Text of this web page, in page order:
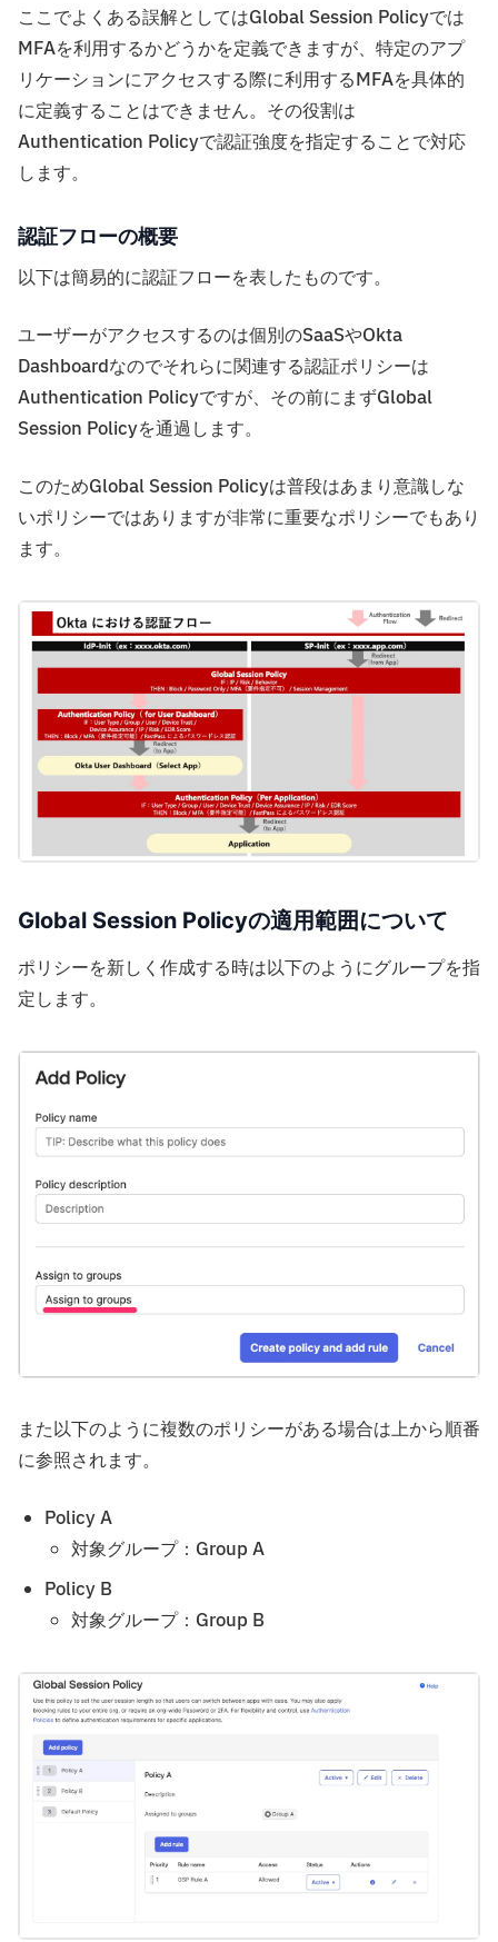
ここでよくある誤解としてはGlobal Session Policyでは
MFAを利用するかどうかを定義できますが、特定のアプ
リケーションにアクセスする際に利用するMFAを具体的
に定義することはできません。その役割は
Authentication Policyで認証強度を指定することで対応
します。
認証フローの概要
以下は簡易的に認証フローを表したものです。
ユーザーがアクセスするのは個別のSaaSやOkta
Dashboardなのでそれらに関連する認証ポリシーは
Authentication Policyですが、その前にまずGlobal
Session Policyを通過します。
このためGlobal Session Policyは普段はあまり意識しな
いポリシーではありますが非常に重要なポリシーでもあり
ます。
Global Session Policyの適用範囲について
ポリシーを新しく作成する時は以下のようにグループを指
定します。
また以下のように複数のポリシーがある場合は上から順番
に参照されます。
Policy A
対象グループ：Group A
Policy B
対象グループ：Group B